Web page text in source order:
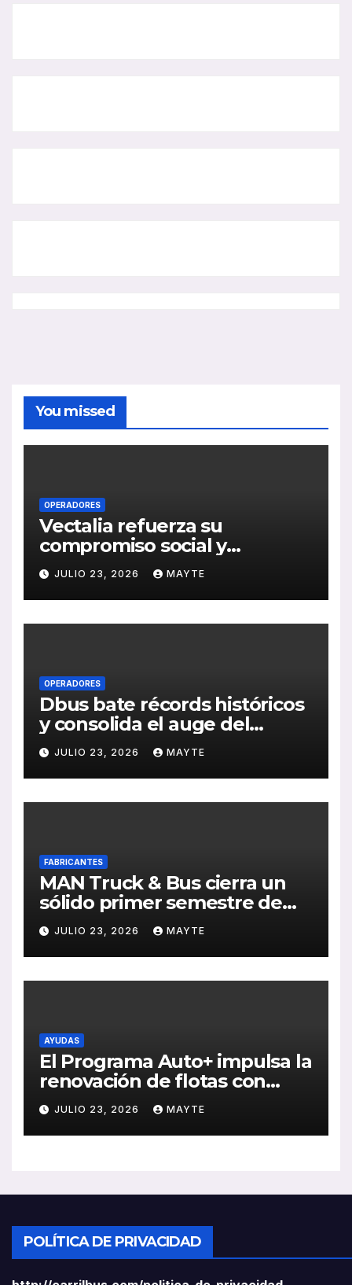
You missed
OPERADORES
Vectalia refuerza su
compromiso social y
medioambiental con la
publicación de su Memoria
de RSC 2025
JULIO 23, 2026 MAYTE
OPERADORES
Dbus bate récords históricos
y consolida el auge del
transporte público en San
Sebastián
JULIO 23, 2026 MAYTE
FABRICANTES
MAN Truck & Bus cierra un
sólido primer semestre de
2026 con crecimiento en
ventas, pedidos y
rentabilidad
JULIO 23, 2026 MAYTE
AYUDAS
El Programa Auto+ impulsa la
renovación de flotas con
ayudas a vehículos eléctricos
ligeros
JULIO 23, 2026 MAYTE
POLÍTICA DE PRIVACIDAD